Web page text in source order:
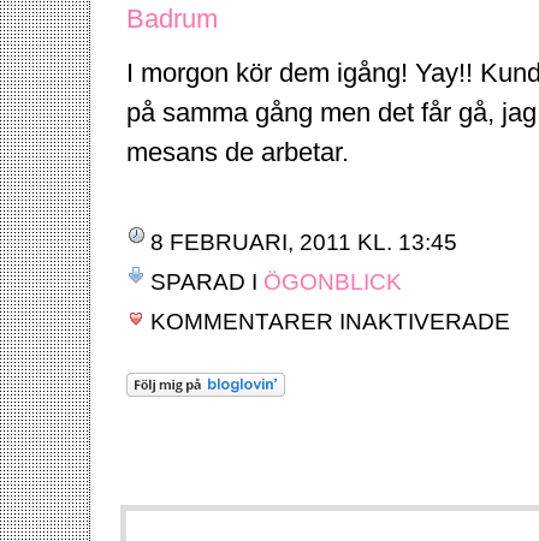
I morgon kör dem igång! Yay!!
på samma gång men det får gå,
mesans de arbetar.
8 FEBRUARI, 2011 KL. 13:45
SPARAD I ÖGONBLICK
KOMMENTARER INAKTIVERADE